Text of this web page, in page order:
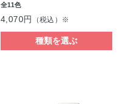
全11色
4,070円 （税込）※
種類を選ぶ